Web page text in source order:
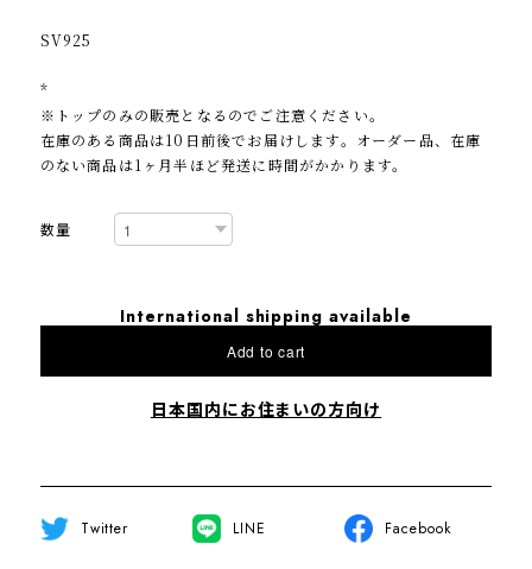
SV925
*
※トップのみの販売となるのでご注意ください。
在庫のある商品は10日前後でお届けします。オーダー品、在庫
のない商品は1ヶ月半ほど発送に時間がかかります。
数量
International shipping available
Add to cart
日本国内にお住まいの方向け
Twitter LINE Facebook